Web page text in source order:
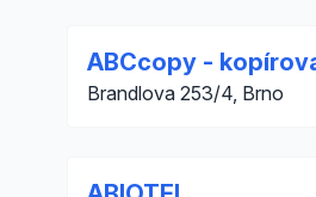
ABCcopy -
Brandlova 253/4, Brno